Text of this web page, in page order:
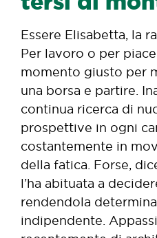
Essere Elisabetta, la
Per lavoro o per
momento giusto per
una borsa e partire.
continua ricerca di
prospettive in ogni
costantemente in
della fatica. Forse,
l’ha abituata a
rendendola
indipendente.